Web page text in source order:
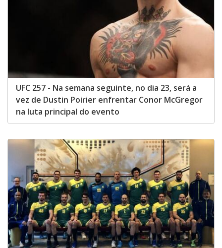
UFC 257 - Na semana seguinte, no dia 23, será a
vez de Dustin Poirier enfrentar Conor McGregor
na luta principal do evento